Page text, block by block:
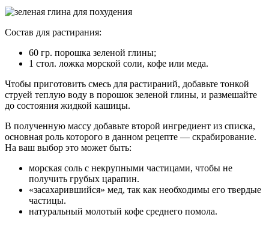
Состав для растирания:
60 гр. порошка зеленой глины;
1 стол. ложка морской соли, кофе или меда.
Чтобы приготовить смесь для растираний, добавьте тонкой
струей теплую воду в порошок зеленой глины, и размешайте
до состояния жидкой кашицы.
В полученную массу добавьте второй ингредиент из списка,
основная роль которого в данном рецепте — скрабирование.
На ваш выбор это может быть:
морская соль с некрупными частицами, чтобы не
получить грубых царапин.
«засахарившийся» мед, так как необходимы его твердые
частицы.
натуральный молотый кофе среднего помола.